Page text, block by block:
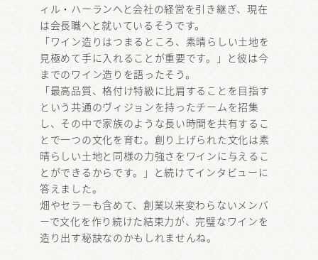
ィル・ハーランへと会社の経営を引き継ぎ、現在
は会長職へと就いているそうです。
「ワイン造りはつまるところ、素晴らしい土地を
見極めて手に入れることが重要です。」と彼は今
までのワイン造りを語ったそう。
「最高品質、格付け特級に比肩することを目指す
という共通のヴィジョンを持ったチームを招集
し、その中で家族のような長い時間を共有するこ
とで一つの文化を育む。創り上げられた文化は素
晴らしい土地と同様の力強さをワインに与えるこ
とができるからです。」と続けてインタビューに
答えました。
畑やセラーも含めて、創業以来変わらないメンバ
ーで文化を作り続けた結束力が、完璧なワインを
造り出す秘訣なのかもしれませんね。